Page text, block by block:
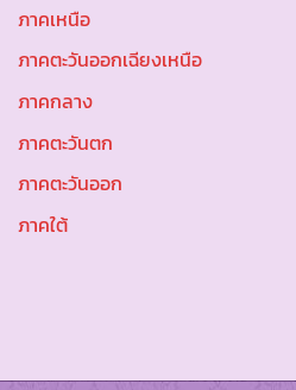
ภาคเหนือ
ภาคตะวันออกเฉียงเหนือ
ภาคกลาง
ภาคตะวันตก
ภาคตะวันออก
ภาคใต้